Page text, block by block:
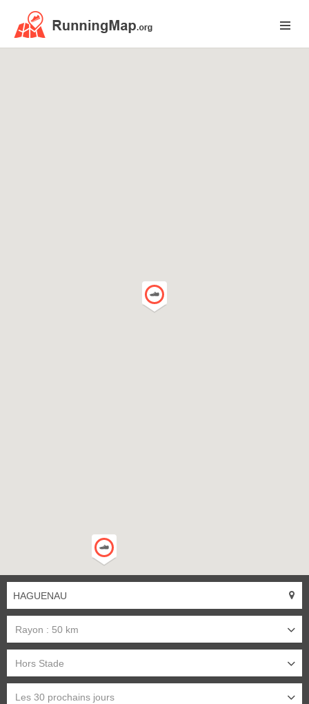
Rayon : 50 km
Hors Stade
Les 30 prochains jours